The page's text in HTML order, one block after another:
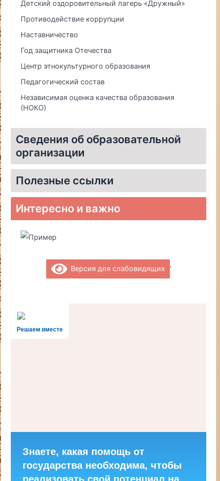
Детский оздоровительный лагерь «Дружный»
Противодействие коррупции
Наставничество
Год защитника Отечества
Центр этнокультурного образования
Педагогический состав
Независимая оценка качества образования
(НОКО)
Сведения об образовательной
организации
Полезные ссылки
Интересно и важно
Версия для слабовидящих '
Решаем вместе
Знаете, какая помощь от
государства необходима, чтобы